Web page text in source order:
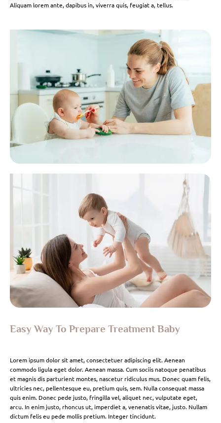
Aliquam lorem ante, dapibus in, viverra quis, feugiat a, tellus.
Easy Way To Prepare Treatment Baby
Lorem ipsum dolor sit amet, consectetuer adipiscing elit. Aenean
commodo ligula eget dolor. Aenean massa. Cum sociis natoque penatibus
et magnis dis parturient montes, nascetur ridiculus mus. Donec quam felis,
ultricies nec, pellentesque eu, pretium quis, sem. Nulla consequat massa
quis enim. Donec pede justo, fringilla vel, aliquet nec, vulputate eget,
arcu. In enim justo, rhoncus ut, imperdiet a, venenatis vitae, justo. Nullam
dictum felis eu pede mollis pretium. Integer tincidunt.